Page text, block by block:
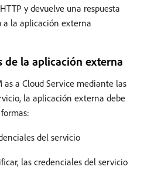
y devuelve una respuesta
a la aplicación externa
de la aplicación externa
as a Cloud Service mediante las
la aplicación externa debe
del servicio
las credenciales del servicio